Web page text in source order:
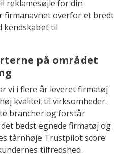
reklamesøjle for din
firmanavnet overfor et bredt
kendskabet til
på området
vi i flere år leveret firmatøj
kvalitet til virksomheder.
brancher og forstår
bedst egnede firmatøj og
tårnhøje Trustpilot score
tilfredshed.